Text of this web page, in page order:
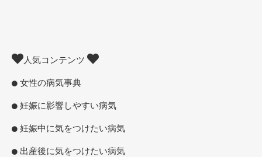
人気コンテンツ
女性の病気事典
妊娠に影響しやすい病気
妊娠中に気をつけたい病気
出産後に気をつけたい病気